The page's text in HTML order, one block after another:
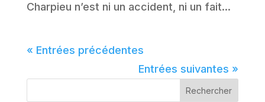
Charpieu n’est ni un accident, ni un fait...
« Entrées précédentes
Entrées suivantes »
Rechercher